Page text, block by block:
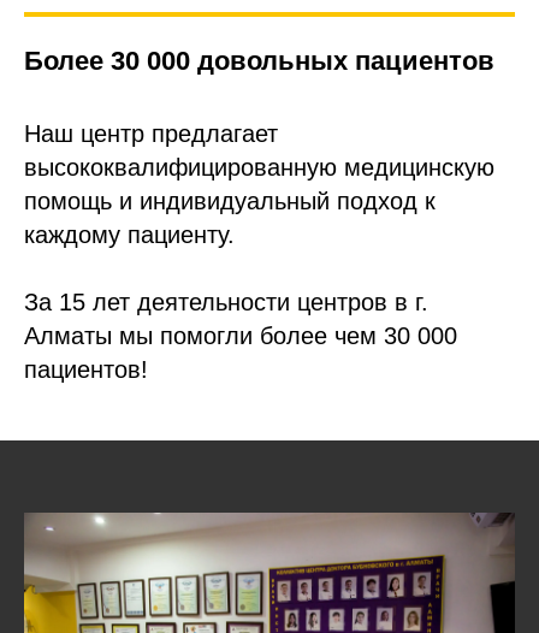
Более 30 000 довольных пациентов
Наш центр предлагает
высококвалифицированную медицинскую
помощь и индивидуальный подход к
каждому пациенту.
За 15 лет деятельности центров в г.
Алматы ​мы помогли более чем 30 000
пациентов!​